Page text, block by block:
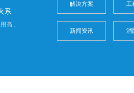
系
高...
解决方案 工
新闻资讯 消